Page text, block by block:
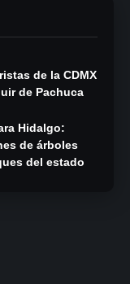
de la CDMX
de Pachuca
Hidalgo:
de árboles
del estado